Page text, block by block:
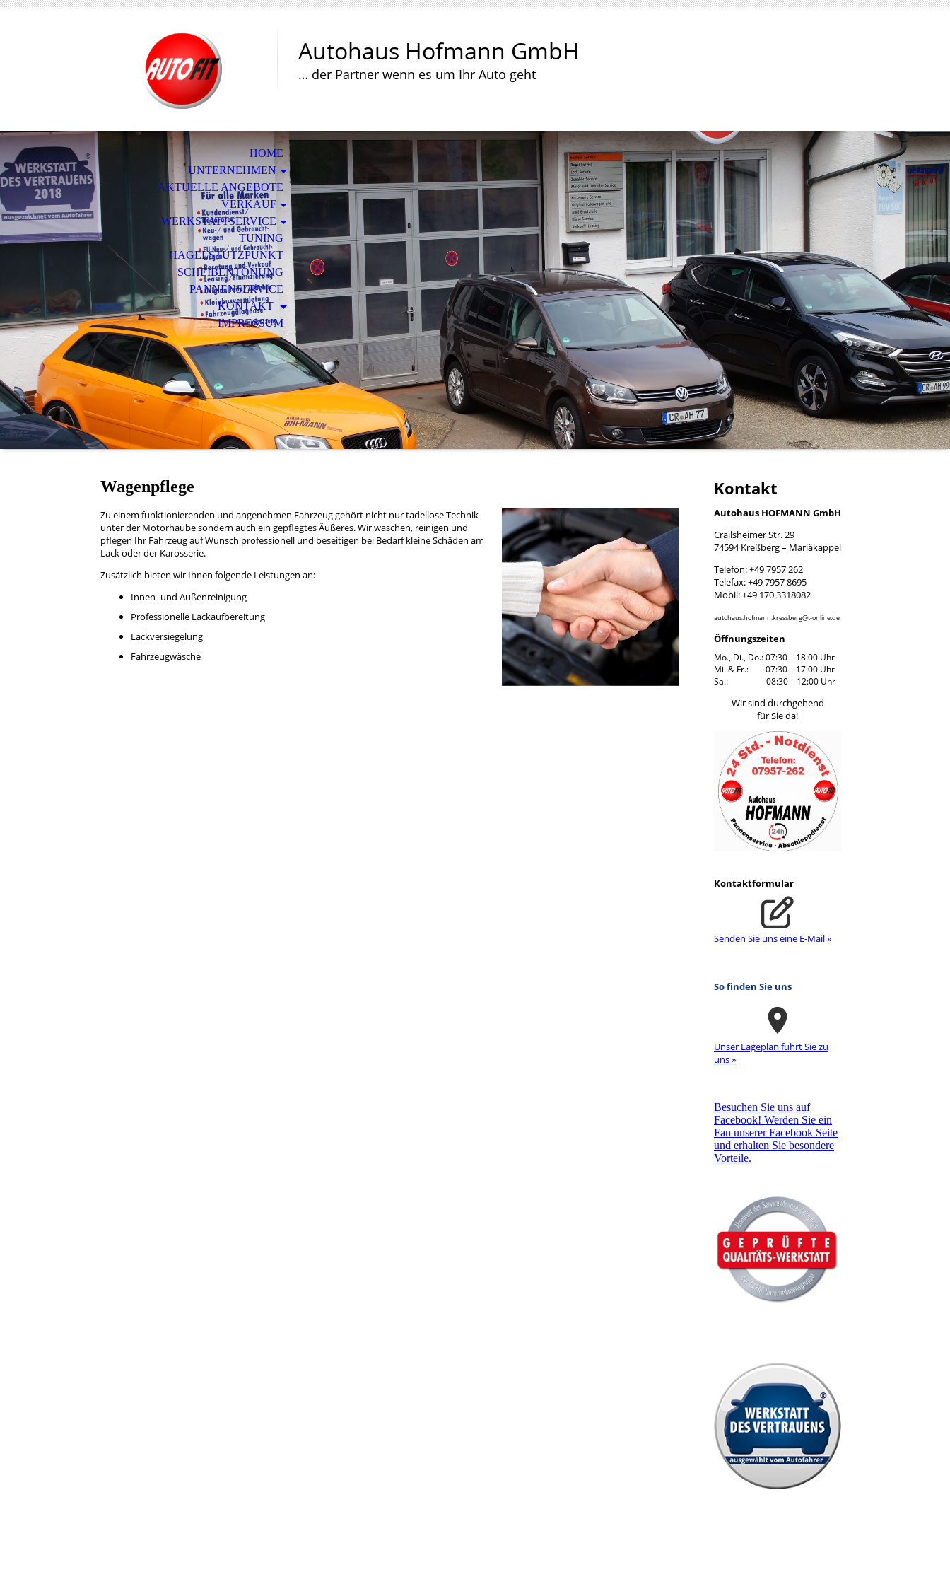
Autohaus Hofmann GmbH
… der Partner wenn es um Ihr Auto geht
HOME
UNTERNEHMEN
AKTUELLE ANGEBOTE
VERKAUF
WERKSTATTSERVICE
TUNING
HAGELSTÜTZPUNKT
SCHEIBENTÖNUNG
PANNENSERVICE
KONTAKT
IMPRESSUM
Wagenpflege
Zu einem funktionierenden und angenehmen Fahrzeug gehört nicht nur tadellose Technik
unter der Motorhaube sondern auch ein gepflegtes Äußeres. Wir waschen, reinigen und
pflegen Ihr Fahrzeug auf Wunsch professionell und beseitigen bei Bedarf kleine Schäden am
Lack oder der Karosserie.
Zusätzlich bieten wir Ihnen folgende Leistungen an:
Innen- und Außenreinigung
Professionelle Lackaufbereitung
Lackversiegelung
Fahrzeugwäsche
Kontakt
Autohaus HOFMANN GmbH
Crailsheimer Str. 29
74594 Kreßberg – Mariäkappel
Telefon: +49 7957 262
Telefax: +49 7957 8695
Mobil: +49 170 3318082
autohaus.hofmann.kressberg@t-online.de
Öffnungszeiten
Mo., Di., Do.: 07:30 – 18:00 Uhr
Mi. & Fr.: 07:30 – 17:00 Uhr
Sa.: 08:30 – 12:00 Uhr
Wir sind durchgehend
für Sie da!
Kontaktformular
Senden Sie uns eine E-Mail »
So finden Sie uns
Unser La­ge­plan führt Sie zu
uns »
Besuchen Sie uns auf
Facebook! Werden Sie ein
Fan unserer Facebook Seite
und erhalten Sie besondere
Vorteile.